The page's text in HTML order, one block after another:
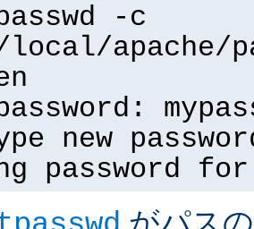
-c
apache/
new
password
がパス